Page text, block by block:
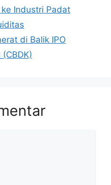
Industri Padat
di Balik IPO